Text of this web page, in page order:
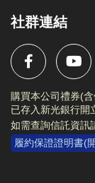
社群連結
購買本公司禮券(
已存入新光銀行開
如需查詢信託資訊
履約保證證明書(